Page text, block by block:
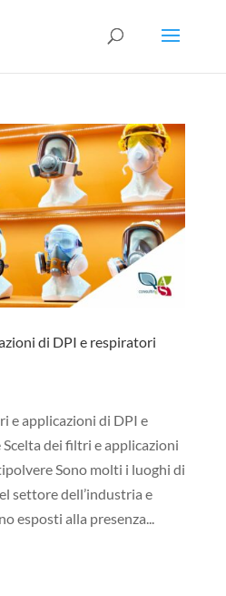
di DPI e respiratori
e applicazioni di DPI e
dei filtri e applicazioni
Sono molti i luoghi di
settore dell’industria e
esposti alla presenza...